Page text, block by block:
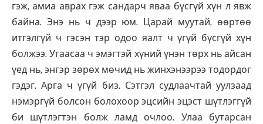
гэж, амиа аврах гэж сандарч яваа бүсгүй хүн л явж
байна. Энэ нь ч дээр юм. Царай муутай, өөртөө
итгэлгүй ч гэсэн тэр одоо яалт ч үгүй бүсгүй хүн
болжээ. Угаасаа ч эмэгтэй хүний үнэн төрх нь айсан
үед нь, энгэр зөрөх мөчид нь жинхэнээрээ тодордог
гэдэг. Арга ч үгүй биз. Сэтгэл судлаачтай уулзаад
нэмэргүй болсон болохоор эцсийн эцэст шүтлэггүй
би шүтлэгтэн болж ламд очлоо. Улаа бутарсан